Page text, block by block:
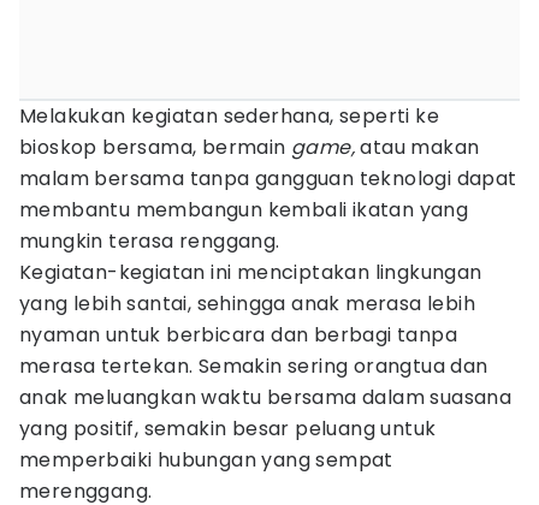
Melakukan kegiatan sederhana, seperti ke
bioskop bersama, bermain game,atau makan
malam bersama tanpa gangguan teknologi dapat
membantu membangun kembali ikatan yang
mungkin terasa renggang.
Kegiatan-kegiatan ini menciptakan lingkungan
yang lebih santai, sehingga anak merasa lebih
nyaman untuk berbicara dan berbagi tanpa
merasa tertekan. Semakin sering orangtua dan
anak meluangkan waktu bersama dalam suasana
yang positif, semakin besar peluang untuk
memperbaiki hubungan yang sempat
merenggang.